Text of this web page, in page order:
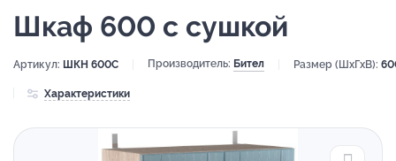
Шкаф 600 с сушкой
Артикул: ШКН 600С Производитель: Бител Размер (ШхГхВ):
Характеристики